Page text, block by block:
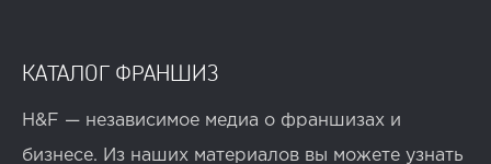
КАТАЛОГ ФРАНШИЗ
H&F — независимое медиа о франшизах и
бизнесе. Из наших материалов вы можете узнать